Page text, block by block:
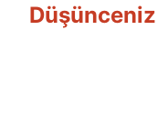
Düşünceniz